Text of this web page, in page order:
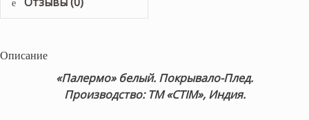
Описание
«Палермо» белый. Покрывало-Плед.
Производство: ТМ «CTIM», Индия.